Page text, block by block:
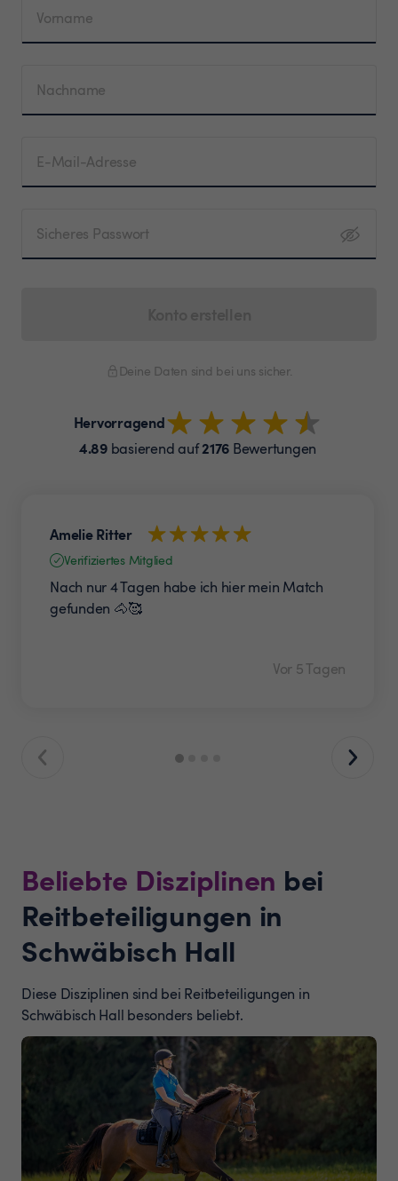
Vorname
Nachname
E-Mail-Adresse
Sicheres Passwort
Deine Daten sind bei uns sicher.
Hervorragend
4.89basierend auf2176 Bewertungen
Amelie Ritter
Verifiziertes Mitglied
Nach nur 4 Tagen habe ich hier mein Match
gefunden 🐴🥰
Vor 5 Tagen
Beliebte Disziplinen bei
Reitbeteiligungen in
Schwäbisch Hall
Diese Disziplinen sind bei Reitbeteiligungen in
Schwäbisch Hall besonders beliebt.